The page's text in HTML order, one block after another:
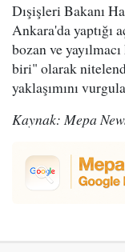
Dışişleri Bakanı
Ankara'da yaptığı
bozan ve
biri" olarak
yaklaşımını
Kaynak: Mepa